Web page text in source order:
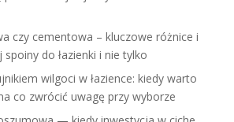
czy cementowa – kluczowe różnice i
do łazienki i nie tylko
wilgoci w łazience: kiedy warto
co zwrócić uwagę przy wyborze